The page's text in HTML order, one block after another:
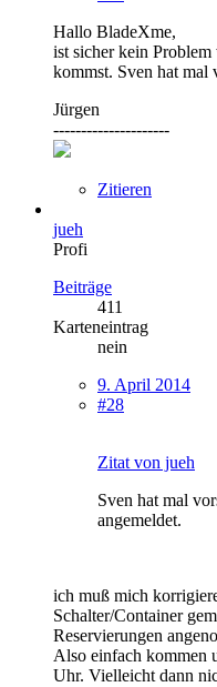
Hallo BladeXme,
ist sicher kein
kommst. Sven hat mal
Jürgen
---------------------
Zitieren
jueh
Profi
Beiträge
411
Karteneintrag
nein
9. April 2014
#28
Zitat von jueh
Sven hat mal
angemeldet.
ich muß mich
Schalter/Container
Reservierungen
Also einfach kommen
Uhr. Vielleicht dann